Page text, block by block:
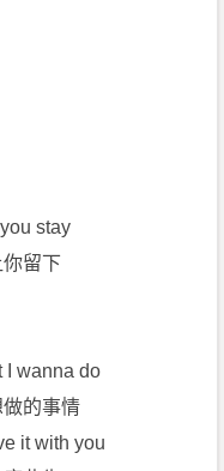
stay
留下
I wanna do
的事情
it with you